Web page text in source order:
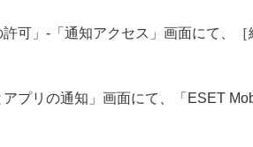
許可」-「通知アクセス」画面にて、
アプリの通知」画面にて、「ESET